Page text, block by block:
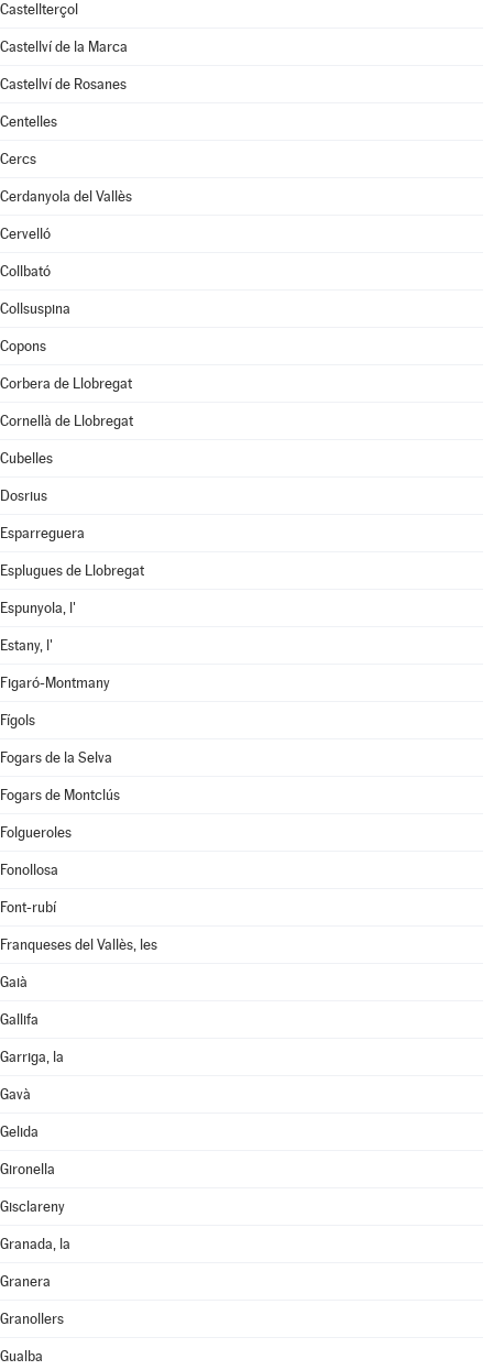
Castellterçol
Castellví de la Marca
Castellví de Rosanes
Centelles
Cercs
Cerdanyola del Vallès
Cervelló
Collbató
Collsuspina
Copons
Corbera de Llobregat
Cornellà de Llobregat
Cubelles
Dosrius
Esparreguera
Esplugues de Llobregat
Espunyola, l'
Estany, l'
Figaró-Montmany
Fígols
Fogars de la Selva
Fogars de Montclús
Folgueroles
Fonollosa
Font-rubí
Franqueses del Vallès, les
Gaià
Gallifa
Garriga, la
Gavà
Gelida
Gironella
Gisclareny
Granada, la
Granera
Granollers
Gualba